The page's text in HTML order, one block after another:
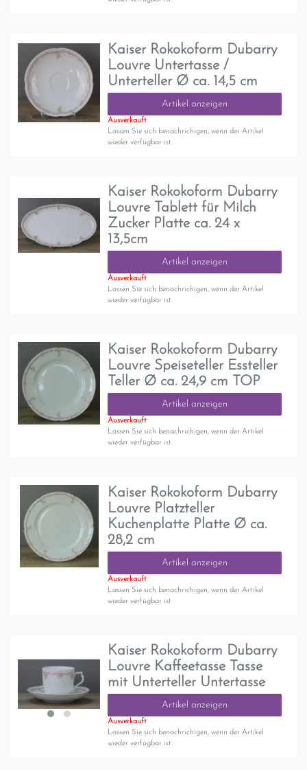
Kaiser Rokokoform Dubarry
Louvre Untertasse /
Unterteller Ø ca. 14,5 cm
Artikel anzeigen
Ausverkauft
Lassen Sie sich benachrichigen, wenn der Artikel
wieder verfügbar ist.
Kaiser Rokokoform Dubarry
Louvre Tablett für Milch
Zucker Platte ca. 24 x
13,5cm
Artikel anzeigen
Ausverkauft
Lassen Sie sich benachrichigen, wenn der Artikel
wieder verfügbar ist.
Kaiser Rokokoform Dubarry
Louvre Speiseteller Essteller
Teller Ø ca. 24,9 cm TOP
Artikel anzeigen
Ausverkauft
Lassen Sie sich benachrichigen, wenn der Artikel
wieder verfügbar ist.
Kaiser Rokokoform Dubarry
Louvre Platzteller
Kuchenplatte Platte Ø ca.
28,2 cm
Artikel anzeigen
Ausverkauft
Lassen Sie sich benachrichigen, wenn der Artikel
wieder verfügbar ist.
Kaiser Rokokoform Dubarry
Louvre Kaffeetasse Tasse
mit Unterteller Untertasse
Artikel anzeigen
Ausverkauft
Lassen Sie sich benachrichigen, wenn der Artikel
wieder verfügbar ist.